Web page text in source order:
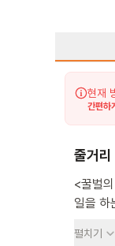
현재
간편하
줄거리
<꿀벌
일을 하
날아다
펼치기